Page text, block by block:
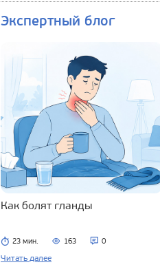
Экспертный блог
Как болят гланды
23 мин. 163 0
Читать далее